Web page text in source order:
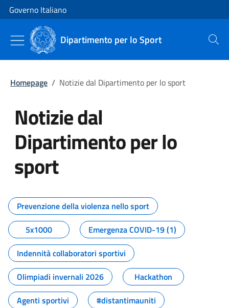
Vai al contenuto
Vai alla navigazione del sito
Governo Italiano
Dipartimento per lo Sport Cerca
Homepage / Notizie dal Dipartimento per lo sport
Notizie dal
Dipartimento per lo
sport
Tutti i contenuti della pagina
Prevenzione della violenza nello sport
5x1000
Emergenza COVID-19 (1)
Indennità collaboratori sportivi
Olimpiadi invernali 2026
Hackathon
Agenti sportivi
#distantimauniti